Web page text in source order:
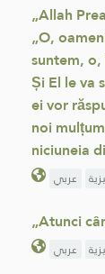
„Allah
„O,
suntem,
Și El le va
ei vor
noi
niciuneia
عربي
„Atunci
عربي